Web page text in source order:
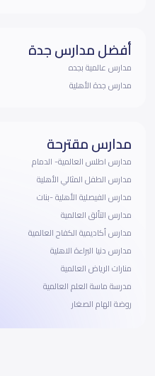
أفضل مدارس جدة
مدارس عالمية بجده
مدارس جدة الأهلية
مدارس مقترحة
مدارس اطلس العالمية- الدمام
مدارس الطفل المثالي الأهلية
مدارس الفيصلية الأهلية -بنات
مدارس التألق العالمية
مدارس أكاديمية الكفاح العالمية
مدارس دنيا البراءة الاهلية
منارات الرياض العالمية
مدرسة ماسة العلم العالمية
روضة الهام الصغار